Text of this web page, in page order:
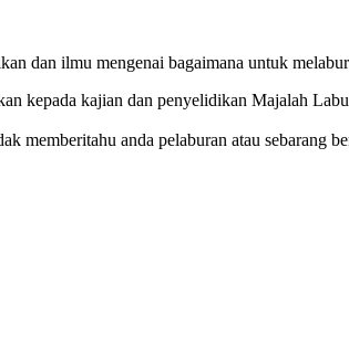
dan ilmu mengenai bagaimana untuk
kepada kajian dan penyelidikan Majalah
memberitahu anda pelaburan atau sebarang